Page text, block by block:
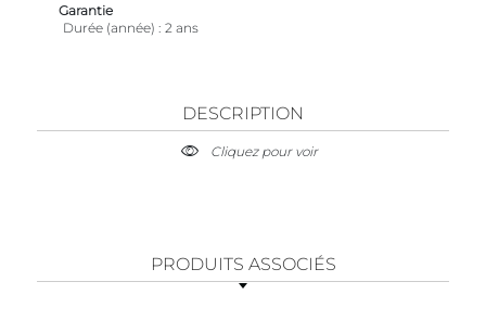
Garantie
Durée (année)
2 ans
DESCRIPTION
Cliquez pour voir
PRODUITS ASSOCIÉS